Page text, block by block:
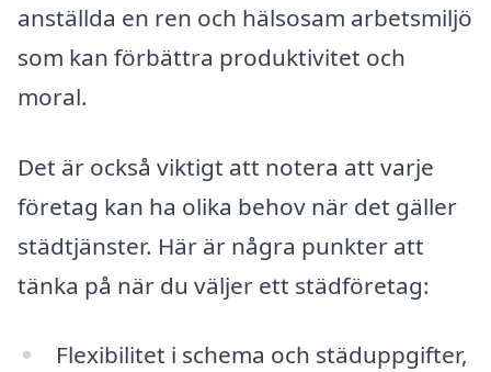
anställda en ren och hälsosam arbetsmiljö
som kan förbättra produktivitet och
moral.
Det är också viktigt att notera att varje
företag kan ha olika behov när det gäller
städtjänster. Här är några punkter att
tänka på när du väljer ett städföretag:
Flexibilitet i schema och städuppgifter,